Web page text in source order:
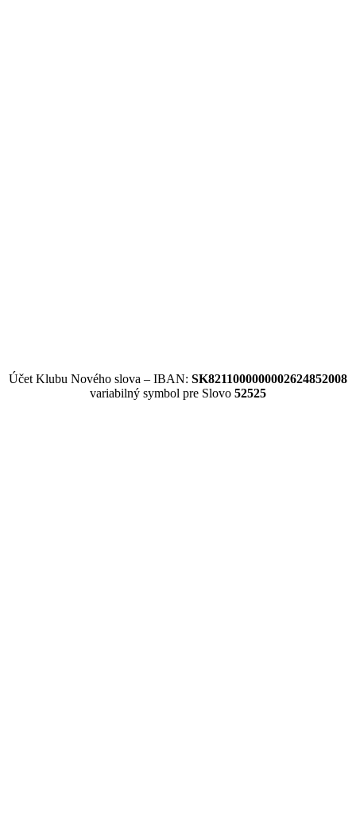
Účet Klubu Nového slova – IBAN: SK8211000000002624852008
variabilný symbol pre Slovo 52525